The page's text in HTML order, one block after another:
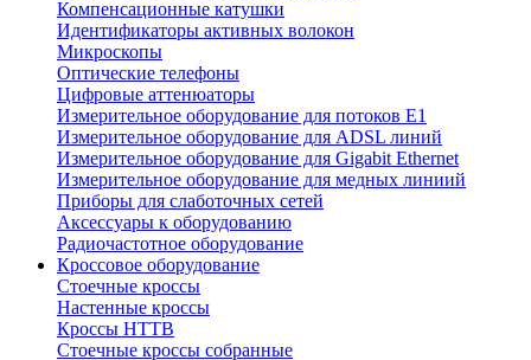
Компенсационные катушки
Идентификаторы активных волокон
Микроскопы
Оптические телефоны
Цифровые аттенюаторы
Измерительное оборудование для потоков Е1
Измерительное оборудование для ADSL линий
Измерительное оборудование для Gigabit Ethernet
Измерительное оборудование для медных линиий
Приборы для слаботочных сетей
Аксессуары к оборудованию
Радиочастотное оборудование
Кроссовое оборудование
Стоечные кроссы
Настенные кроссы
Кроссы HTTB
Стоечные кроссы собранные